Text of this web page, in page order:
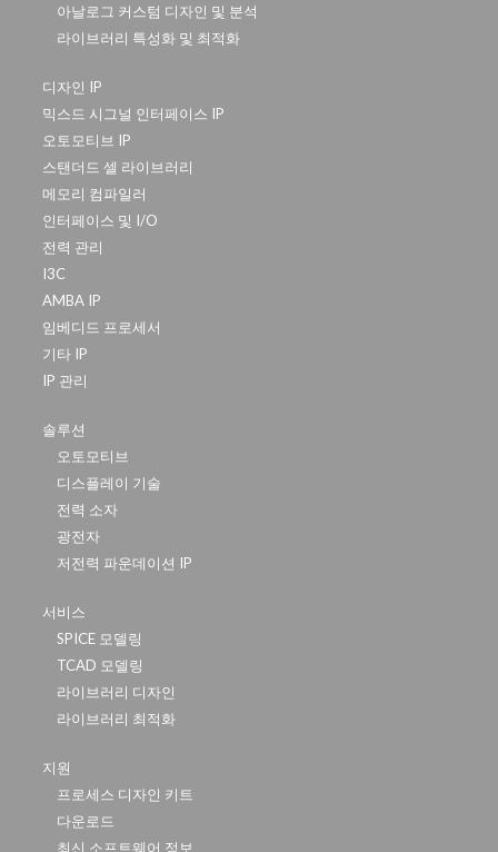
아날로그 커스텀 디자인 및 분석
라이브러리 특성화 및 최적화
디자인 IP
믹스드 시그널 인터페이스 IP
오토모티브 IP
스탠더드 셀 라이브러리
메모리 컴파일러
인터페이스 및 I/O
전력 관리
I3C
AMBA IP
임베디드 프로세서
기타 IP
IP 관리
솔루션
오토모티브
디스플레이 기술
전력 소자
광전자
저전력 파운데이션 IP
서비스
SPICE 모델링
TCAD 모델링
라이브러리 디자인
라이브러리 최적화
지원
프로세스 디자인 키트
다운로드
최신 소프트웨어 정보